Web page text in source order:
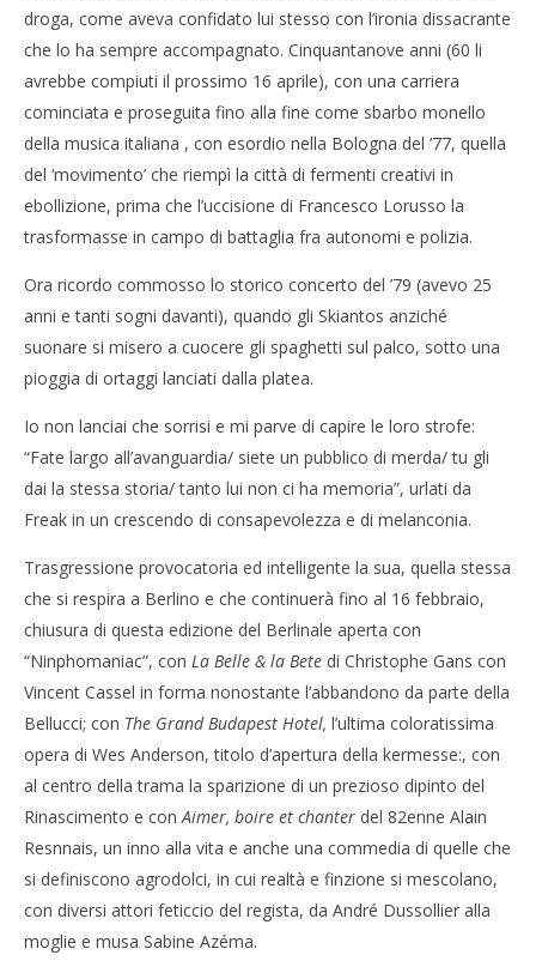
droga, come aveva confidato lui stesso con l’ironia dissacrante
che lo ha sempre accompagnato. Cinquantanove anni (60 li
avrebbe compiuti il prossimo 16 aprile), con una carriera
cominciata e proseguita fino alla fine come sbarbo monello
della musica italiana , con esordio nella Bologna del ’77, quella
del ‘movimento’ che riempì la città di fermenti creativi in
ebollizione, prima che l’uccisione di Francesco Lorusso la
trasformasse in campo di battaglia fra autonomi e polizia.
Ora ricordo commosso lo storico concerto del ’79 (avevo 25
anni e tanti sogni davanti), quando gli Skiantos anziché
suonare si misero a cuocere gli spaghetti sul palco, sotto una
pioggia di ortaggi lanciati dalla platea.
Io non lanciai che sorrisi e mi parve di capire le loro strofe:
“Fate largo all’avanguardia/ siete un pubblico di merda/ tu gli
dai la stessa storia/ tanto lui non ci ha memoria”, urlati da
Freak in un crescendo di consapevolezza e di melanconia.
Trasgressione provocatoria ed intelligente la sua, quella stessa
che si respira a Berlino e che continuerà fino al 16 febbraio,
chiusura di questa edizione del Berlinale aperta con
“Ninphomaniac”, con La Belle & la Bete di Christophe Gans con
Vincent Cassel in forma nonostante l’abbandono da parte della
Bellucci; con The Grand Budapest Hotel, l’ultima coloratissima
opera di Wes Anderson, titolo d’apertura della kermesse:, con
al centro della trama la sparizione di un prezioso dipinto del
Rinascimento e conAimer, boire et chanter del 82enne Alain
Resnnais, un inno alla vita e anche una commedia di quelle che
si definiscono agrodolci, in cui realtà e finzione si mescolano,
con diversi attori feticcio del regista, da André Dussollier alla
moglie e musa Sabine Azéma.